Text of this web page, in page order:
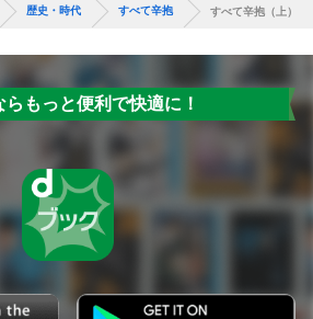
歴史・時代 すべて辛抱 すべて辛抱（上）
らもっと便利で快適に！